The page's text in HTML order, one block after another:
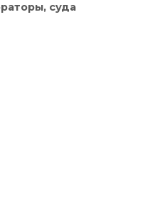
суда